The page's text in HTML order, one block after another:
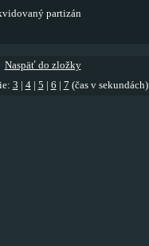
partizán
Naspäť do zložky
3 4| 5 6 7 (čas v sekundách)